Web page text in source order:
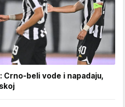
Crno-beli vode i napadaju,